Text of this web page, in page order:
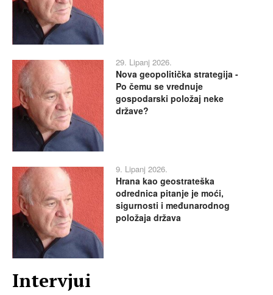
29. Lipanj 2026.
Nova geopolitička strategija -
Po čemu se vrednuje
gospodarski položaj neke
države?
9. Lipanj 2026.
Hrana kao geostrateška
odrednica pitanje je moći,
sigurnosti i međunarodnog
položaja država
Intervjui